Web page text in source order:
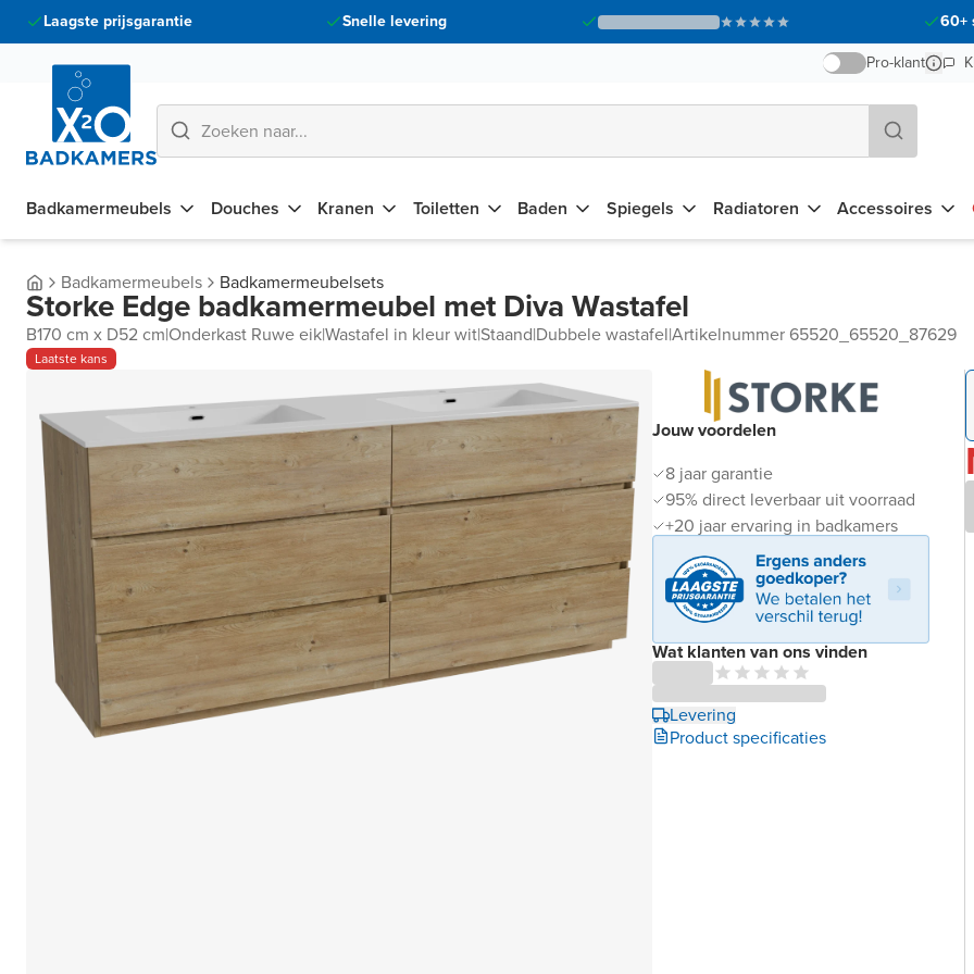
Laagste prijsgarantie Snelle levering 60+
Pro-klant
Badkamermeubels Douches Kranen Toiletten Baden Spiegels Radiatoren Accessoires
Badkamermeubels Badkamermeubelsets
Storke Edge badkamermeubel met Diva Wastafel
B170 cm x D52 cm|Onderkast Ruwe eik|Wastafel in kleur wit|Staand|Dubbele wastafel|Artikelnummer 65520_65520_87629
Laatste kans
Jouw voordelen
8 jaar garantie
95% direct leverbaar uit voorraad
+20 jaar ervaring in badkamers
Wat klanten van ons vinden
Levering
Product specificaties